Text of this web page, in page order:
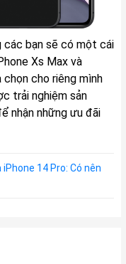
các bạn sẽ có một cái
Xs Max và
cho riêng mình
trải nghiệm sản
nhận những ưu đãi
14 Pro: Có nên